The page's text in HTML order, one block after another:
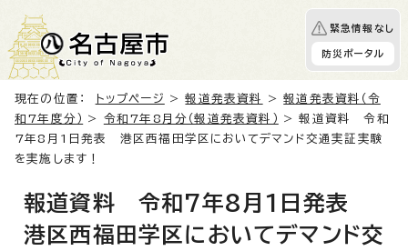
緊急情報なし
防災ポータル
現在の位置： トップページ >報道発表資料 >報道発表資料（令
和7年度分）
> 令和7年8月分（報道発表資料）
> 報道資料 令和
7年8月1日発表 港区西福田学区においてデマンド交通実証実験
を実施します！
報道資料 令和7年8月1日発表
港区西福田学区においてデマンド交